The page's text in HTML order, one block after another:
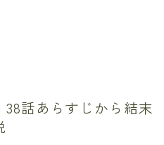
38話あらすじから結末